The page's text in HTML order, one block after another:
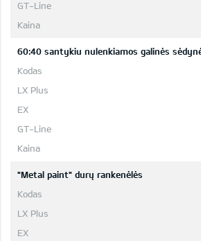
60:40 santykiu nulenkiamos galinės
"Metal paint" durų rankenėlės